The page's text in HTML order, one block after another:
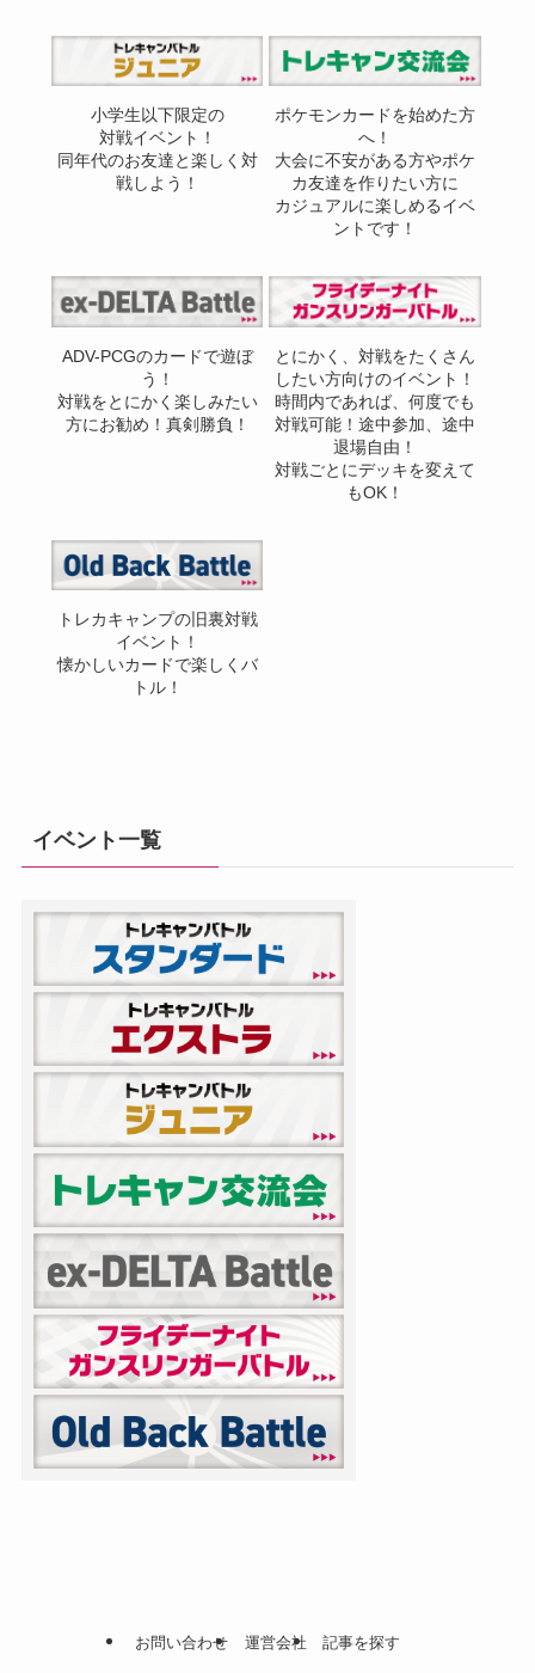
小学生以下限定の
対戦イベント！
同年代のお友達と楽しく対
戦しよう！
ポケモンカードを始めた方
へ！
大会に不安がある方やポケ
カ友達を作りたい方に
カジュアルに楽しめるイベ
ントです！
ADV-PCGのカードで遊ぼ
う！
対戦をとにかく楽しみたい
方にお勧め！真剣勝負！
とにかく、対戦をたくさん
したい方向けのイベント！
時間内であれば、何度でも
対戦可能！途中参加、途中
退場自由！
対戦ごとにデッキを変えて
もOK！
トレカキャンプの旧裏対戦
イベント！
懐かしいカードで楽しくバ
トル！
イベント一覧
お問い合わせ 運営会社 記事を探す